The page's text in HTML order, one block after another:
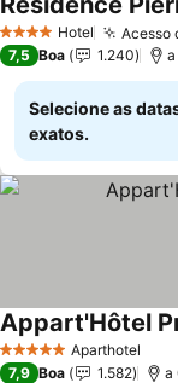
4 EstrelasHotel Acesso
7,5 Boa 1.240
Selecione as
exatos.
5 Estrelas Aparthotel
Appart'Hôtel
7,9 Boa 1.582 a